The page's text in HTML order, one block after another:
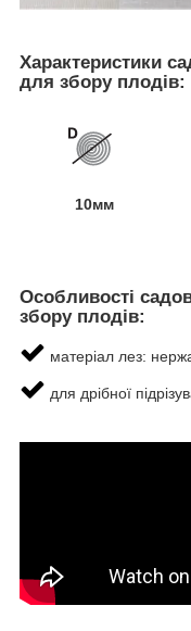
Характеристики
для збору плодів:
10мм
Особливості
збору плодів:
матеріал лез:
для дрібної